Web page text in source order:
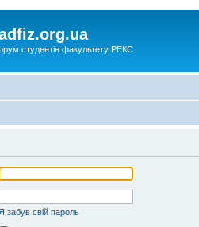
студентів факультету РЕКС
Я забув свій пароль